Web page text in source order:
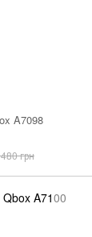
A7098
грн